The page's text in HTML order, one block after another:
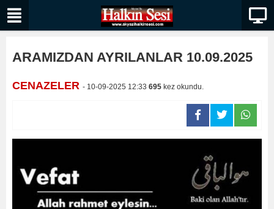
ARAMIZDAN AYRILANLAR 10.09.2025
CENAZELER - 10-09-2025 12:33 695 kez okundu.